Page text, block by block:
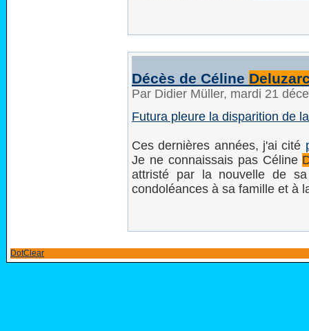
Décès de Céline
Par Didier Müller, mardi 21
Futura pleure la disparition de
Ces dernières années, j'ai cité
Je ne connaissais pas Céline
attristé par la nouvelle de
condoléances à sa famille et à
DotClear